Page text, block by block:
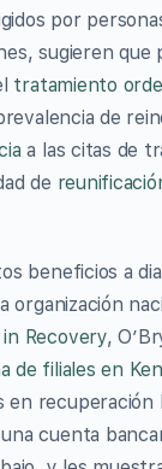
por
sugieren que
tratamiento
de
a las citas de
de
beneficios a
organización
Recovery,
de filiales en
en recuperación
cuenta